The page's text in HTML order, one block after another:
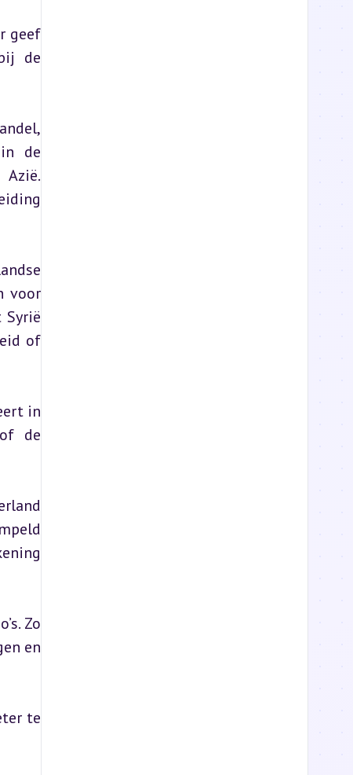
geef
de
de
voor
of
in
de
Zo
en
te